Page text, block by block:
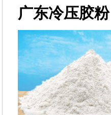
广东冷压胶粉